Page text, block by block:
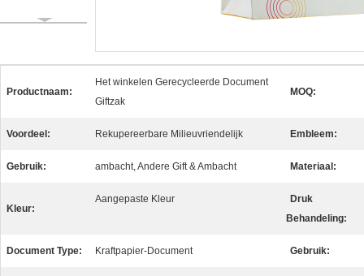
Productnaam:
Het winkelen Gerecycleerde Document
Giftzak
MOQ:
Voordeel: Rekupereerbare Milieuvriendelijk Embleem:
Gebruik: ambacht, Andere Gift & Ambacht Materiaal:
Kleur:
Aangepaste Kleur
Druk
Behandeling:
Document Type: Kraftpapier-Document Gebruik: